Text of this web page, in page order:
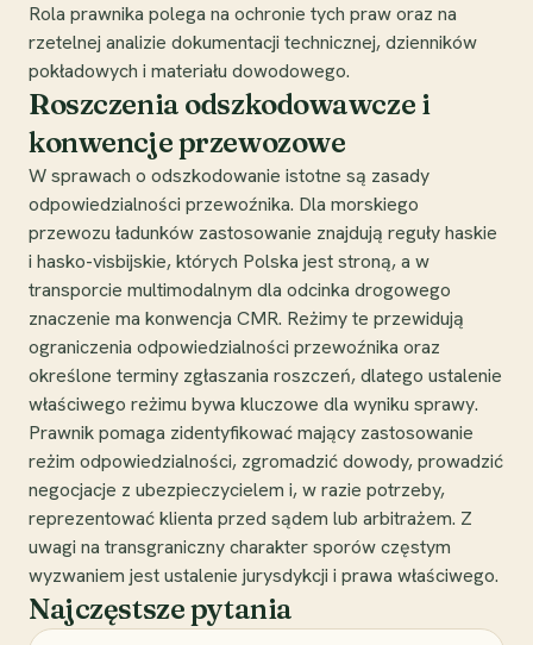
Rola prawnika polega na ochronie tych praw oraz na
rzetelnej analizie dokumentacji technicznej, dzienników
pokładowych i materiału dowodowego.
Roszczenia odszkodowawcze i
konwencje przewozowe
W sprawach o odszkodowanie istotne są zasady
odpowiedzialności przewoźnika. Dla morskiego
przewozu ładunków zastosowanie znajdują reguły haskie
i hasko-visbijskie, których Polska jest stroną, a w
transporcie multimodalnym dla odcinka drogowego
znaczenie ma konwencja CMR. Reżimy te przewidują
ograniczenia odpowiedzialności przewoźnika oraz
określone terminy zgłaszania roszczeń, dlatego ustalenie
właściwego reżimu bywa kluczowe dla wyniku sprawy.
Prawnik pomaga zidentyfikować mający zastosowanie
reżim odpowiedzialności, zgromadzić dowody, prowadzić
negocjacje z ubezpieczycielem i, w razie potrzeby,
reprezentować klienta przed sądem lub arbitrażem. Z
uwagi na transgraniczny charakter sporów częstym
wyzwaniem jest ustalenie jurysdykcji i prawa właściwego.
Najczęstsze pytania